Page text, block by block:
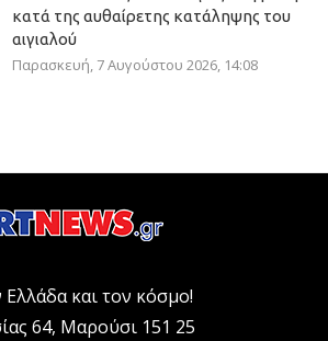
κατά της αυθαίρετης κατάληψης του
αιγιαλού
Παρασκευή, 7 Αυγούστου 2026, 14:08
Ελλάδα και τον κόσμο!
64, Μαρούσι 151 25